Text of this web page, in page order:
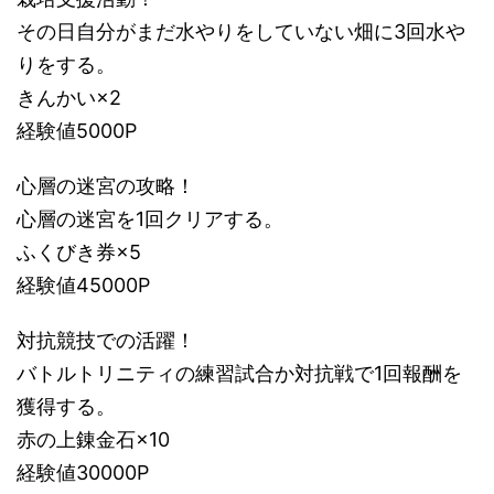
その日自分がまだ水やりをしていない畑に3回水や
りをする。
きんかい×2
経験値5000P
心層の迷宮の攻略！
心層の迷宮を1回クリアする。
ふくびき券×5
経験値45000P
対抗競技での活躍！
バトルトリニティの練習試合か対抗戦で1回報酬を
獲得する。
赤の上錬金石×10
経験値30000P